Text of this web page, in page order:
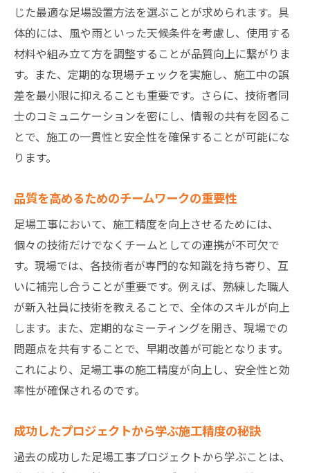
じた最適な足場設置方法を選ぶことが求められます。具
体的には、風や雨といった天候条件を考慮し、使用する
材料や組み立て方を調整することが品質向上に繋がりま
す。また、定期的な現場チェックを実施し、施工中の誤
差を最小限に抑えることも重要です。さらに、技術者同
士のコミュニケーションを密にし、情報の共有を図るこ
とで、施工の一貫性と安全性を確保することが可能にな
ります。
品質を高めるためのチームワークの重要性
足場工事において、施工精度を向上させるためには、
個々の技術だけでなくチームとしての連携が不可欠で
す。現場では、各技術者が専門的な知識を持ち寄り、互
いに補完し合うことが重要です。例えば、熟練した職人
が新入社員に技術を教えることで、全体のスキルが向上
します。また、定期的なミーティングを開き、現場での
問題点を共有することで、早期改善が可能となります。
これにより、足場工事の施工精度が向上し、安全性と効
率性が確保されるのです。
成功したプロジェクトから学ぶ施工精度の秘訣
過去の成功した足場工事プロジェクトから学ぶことは、